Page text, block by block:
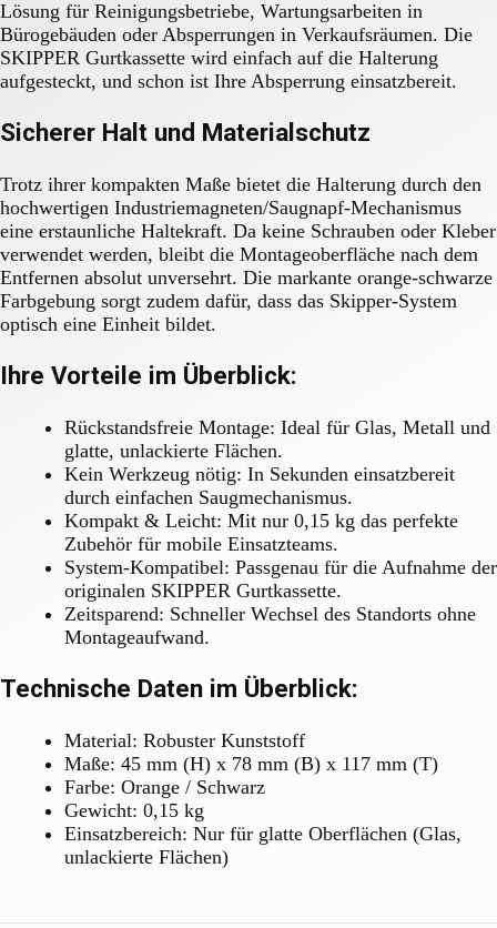
Lösung für Reinigungsbetriebe, Wartungsarbeiten in
Bürogebäuden oder Absperrungen in Verkaufsräumen. Die
SKIPPER Gurtkassette wird einfach auf die Halterung
aufgesteckt, und schon ist Ihre Absperrung einsatzbereit.
Sicherer Halt und Materialschutz
Trotz ihrer kompakten Maße bietet die Halterung durch den
hochwertigen Industriemagneten/Saugnapf-Mechanismus
eine erstaunliche Haltekraft. Da keine Schrauben oder Kleber
verwendet werden, bleibt die Montageoberfläche nach dem
Entfernen absolut unversehrt. Die markante orange-schwarze
Farbgebung sorgt zudem dafür, dass das Skipper-System
optisch eine Einheit bildet.
Ihre Vorteile im Überblick:
Rückstandsfreie Montage: Ideal für Glas, Metall und
glatte, unlackierte Flächen.
Kein Werkzeug nötig: In Sekunden einsatzbereit
durch einfachen Saugmechanismus.
Kompakt & Leicht: Mit nur 0,15 kg das perfekte
Zubehör für mobile Einsatzteams.
System-Kompatibel: Passgenau für die Aufnahme der
originalen SKIPPER Gurtkassette.
Zeitsparend: Schneller Wechsel des Standorts ohne
Montageaufwand.
Technische Daten im Überblick:
Material: Robuster Kunststoff
Maße: 45 mm (H) x 78 mm (B) x 117 mm (T)
Farbe: Orange / Schwarz
Gewicht: 0,15 kg
Einsatzbereich: Nur für glatte Oberflächen (Glas,
unlackierte Flächen)